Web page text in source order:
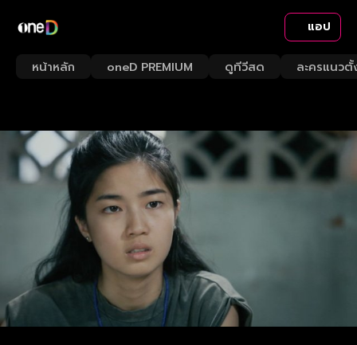
แอป
หน้าหลัก oneD PREMIUM ดูทีวีสด ละครแนวตั้